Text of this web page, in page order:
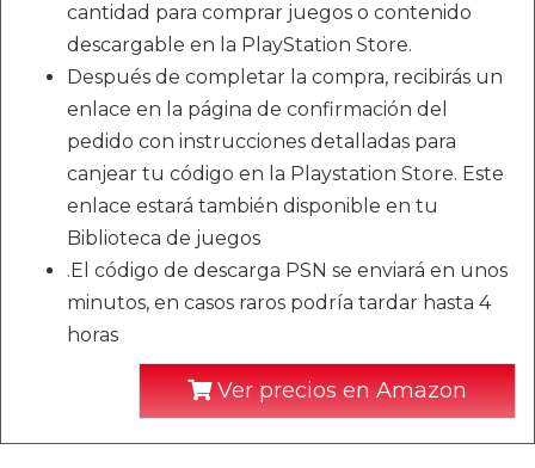
cantidad para comprar juegos o contenido
descargable en la PlayStation Store.
Después de completar la compra, recibirás un
enlace en la página de confirmación del
pedido con instrucciones detalladas para
canjear tu código en la Playstation Store. Este
enlace estará también disponible en tu
Biblioteca de juegos
.El código de descarga PSN se enviará en unos
minutos, en casos raros podría tardar hasta 4
horas
Ver precios en Amazon